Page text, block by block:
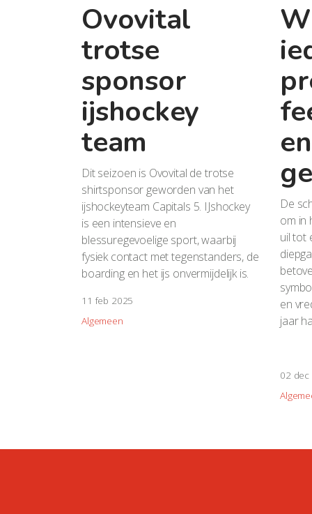
Ovovital
trotse
sponsor
ijshockey
team
Dit seizoen is Ovovital de trotse
shirtsponsor geworden van het
ijshockeyteam Capitals 5. IJshockey
is een intensieve en
blessuregevoelige sport, waarbij
fysiek contact met tegenstanders, de
boarding en het ijs onvermijdelijk is.
11 feb 2025
Algemeen
De
om in
uil tot
en
jaar
02